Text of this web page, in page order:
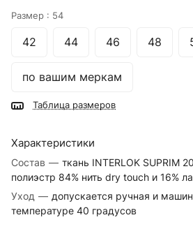
Размер : 54
42 44 46 48
по вашим меркам
Таблица размеров
Характеристики
Состав — ткань INTERLOK SUPRIM
полиэстр 84% нить dry touch и 16%
Уход — допускается ручная и
температуре 40 градусов